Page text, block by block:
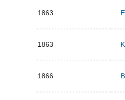
1863
1863
1866